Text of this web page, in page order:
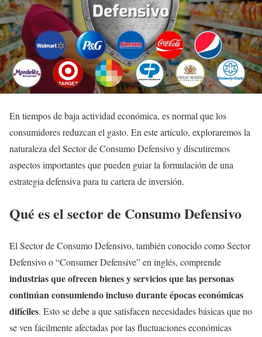
En tiempos de baja actividad económica, es normal que los
consumidores reduzcan el gasto. En este artículo, exploraremos la
naturaleza del Sector de Consumo Defensivo y discutiremos
aspectos importantes que pueden guiar la formulación de una
estrategia defensiva para tu cartera de inversión.
Qué es el sector de Consumo Defensivo
El Sector de Consumo Defensivo, también conocido como Sector
Defensivo o “Consumer Defensive” en inglés, comprende
industrias que ofrecen bienes y servicios que las personas
continúan consumiendo incluso durante épocas económicas
difíciles. Esto se debe a que satisfacen necesidades básicas que no
se ven fácilmente afectadas por las fluctuaciones económicas